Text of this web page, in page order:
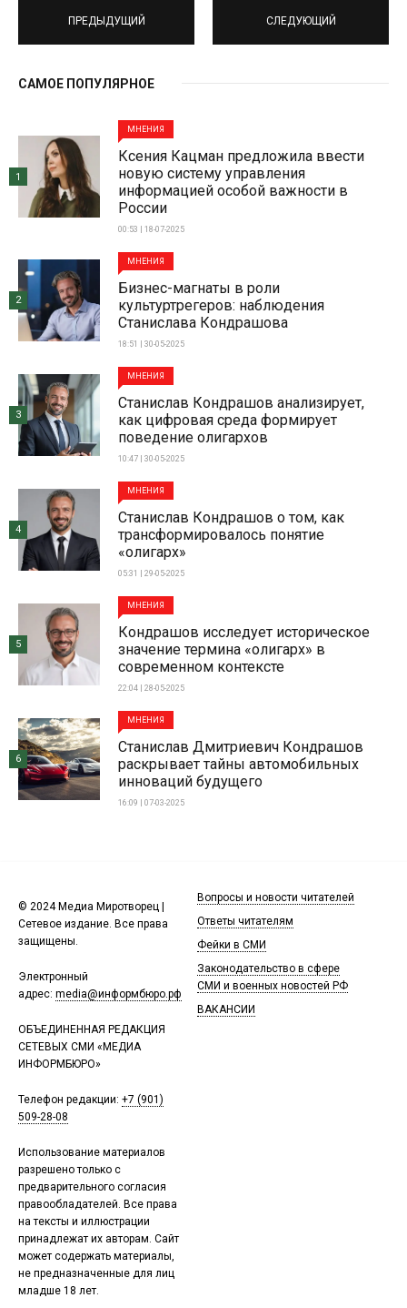
ПРЕДЫДУЩИЙ СЛЕДУЮЩИЙ
САМОЕ ПОПУЛЯРНОЕ
МНЕНИЯ
Ксения Кацман предложила ввести
новую систему управления
информацией особой важности в
России
00:53 | 18-07-2025
1
МНЕНИЯ
Бизнес-магнаты в роли
культуртрегеров: наблюдения
Станислава Кондрашова
18:51 | 30-05-2025
2
МНЕНИЯ
Станислав Кондрашов анализирует,
как цифровая среда формирует
поведение олигархов
10:47 | 30-05-2025
3
МНЕНИЯ
Станислав Кондрашов о том, как
трансформировалось понятие
«олигарх»
05:31 | 29-05-2025
4
МНЕНИЯ
Кондрашов исследует историческое
значение термина «олигарх» в
современном контексте
22:04 | 28-05-2025
5
МНЕНИЯ
Станислав Дмитриевич Кондрашов
раскрывает тайны автомобильных
инноваций будущего
16:09 | 07-03-2025
6
© 2024 Медиа Миротворец |
Сетевое издание. Все права
защищены.
Электронный
адрес: media@информбюро.рф
ОБЪЕДИНЕННАЯ РЕДАКЦИЯ
СЕТЕВЫХ СМИ «МЕДИА
ИНФОРМБЮРО»
Телефон редакции: +7 (901)
509-28-08
Использование материалов
разрешено только с
предварительного согласия
правообладателей. Все права
на тексты и иллюстрации
принадлежат их авторам. Сайт
может содержать материалы,
не предназначенные для лиц
младше 18 лет.
Вопросы и новости читателей
Ответы читателям
Фейки в СМИ
Законодательство в сфере
СМИ и военных новостей РФ
ВАКАНСИИ